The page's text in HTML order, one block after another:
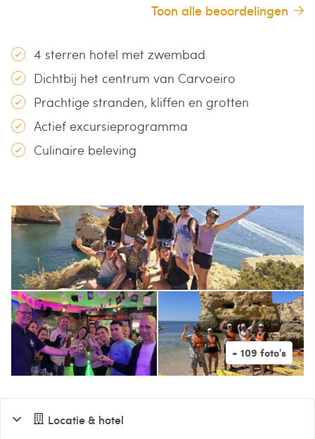
Toon alle beoordelingen
4 sterren hotel met zwembad
Dichtbij het centrum van Carvoeiro
Prachtige stranden, kliffen en grotten
Actief excursieprogramma
Culinaire beleving
Locatie & hotel